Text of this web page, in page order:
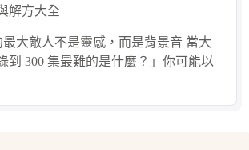
解方大全
最大敵人不是靈感，而是背景音 當大
到 300 集最難的是什麼？」你可能以